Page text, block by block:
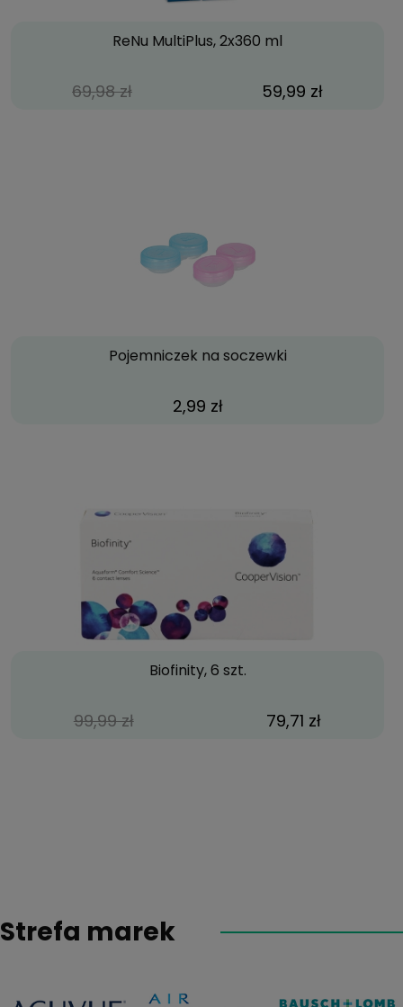
ReNu MultiPlus, 2x360 ml
69,98 zł 59,99 zł
Pojemniczek na soczewki
2,99 zł
Biofinity, 6 szt.
99,99 zł 79,71 zł
Strefa marek